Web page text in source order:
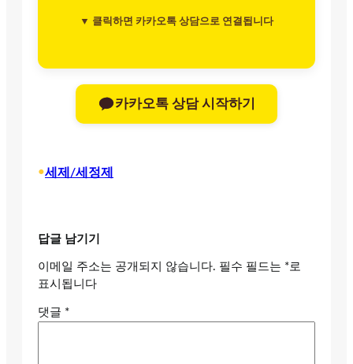
▼ 클릭하면 카카오톡 상담으로 연결됩니다
카카오톡 상담 시작하기
•세제/세정제
답글 남기기
이메일 주소는 공개되지 않습니다. 필수 필드는 *로
표시됩니다
댓글 *